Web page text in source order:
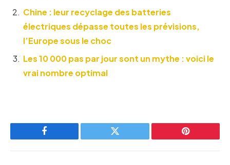
Chine : leur recyclage des batteries
électriques dépasse toutes les prévisions,
l’Europe sous le choc
Les 10 000 pas par jour sont un mythe : voici le
vrai nombre optimal
Facebook Twitter Pinterest